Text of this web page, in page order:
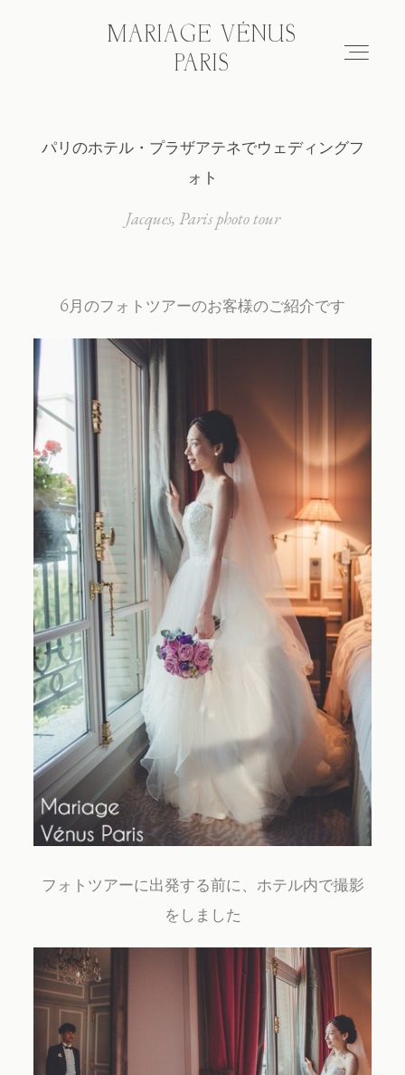
MARIAGE VÉNUS
PARIS
MARIAGE VÉNUS
PARIS
Hair & make-up
Wedding photo tour
About
Contact
パリのホテル・プラザアテネでウェディングフ
ォト
Jacques Paris photo tour
6月のフォトツアーのお客様のご紹介です
フォトツアーに出発する前に、ホテル内で撮影
をしました